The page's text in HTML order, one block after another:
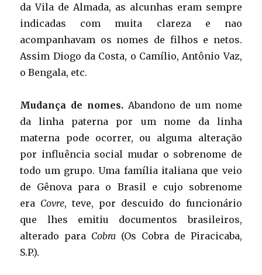
da Vila de Almada, as alcunhas eram sempre
indicadas com muita clareza e nao
acompanhavam os nomes de filhos e netos.
Assim Diogo da Costa, o Camílio, Antônio Vaz,
o Bengala, etc.
Mudança de nomes. Abandono de um nome
da linha paterna por um nome da linha
materna pode ocorrer, ou alguma alteração
por influência social mudar o sobrenome de
todo um grupo. Uma família italiana que veio
de Gênova para o Brasil e cujo sobrenome
era Covre, teve, por descuido do funcionário
que lhes emitiu documentos brasileiros,
alterado para Cobra (Os Cobra de Piracicaba,
S.P.).